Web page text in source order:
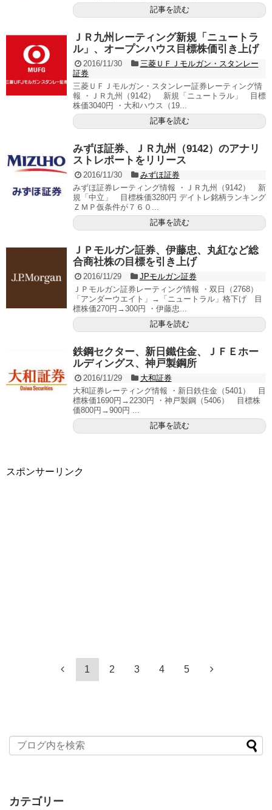
記事を読む
ＪＲ九州レーティング新規「ニュートラ
ル」、オープンハウス目標株価引き上げ
2016/11/30
三菱ＵＦＪモルガン・スタンレー
証券
三菱ＵＦＪモルガン・スタンレー証券レーティング情
報 ・ＪＲ九州（9142） 新規「ニュートラル」 目標
株価3040円 ・大和ハウス（19...
記事を読む
みずほ証券、ＪＲ九州（9142）のアナリ
ストレポートをリリース
2016/11/30
みずほ証券
みずほ証券レーティング情報 ・ＪＲ九州（9142） 新
規「中立」 目標株価3280円 デイトレ銘柄ランキング
ＺＭＰ仮条件が７６０...
記事を読む
ＪＰモルガン証券、伊藤忠、丸紅など総
合商社株の目標を引き上げ
2016/11/29
JPモルガン証券
ＪＰモルガン証券レーティング情報 ・双日（2768）
「アンダーウエイト」→「ニュートラル」格下げ 目
標株価270円→300円 ・伊藤忠...
記事を読む
鉄鋼セクター、新日鐵住金、ＪＦＥホー
ルディングス、神戸製鋼所
2016/11/29
大和証券
大和証券レーティング情報 ・新日鉄住金（5401） 目
標株価1690円→2230円 ・神戸製鋼（5406） 目標株
価800円→900円 ...
記事を読む
スポンサーリンク
1 2 3 4 5
カテゴリー